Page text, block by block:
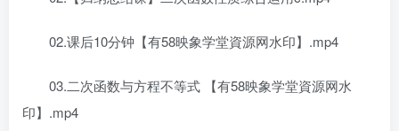
02.课后10分钟【有58映象学堂資源网水印】.mp4
03.二次函数与方程不等式 【有58映象学堂資源网水
印】.mp4